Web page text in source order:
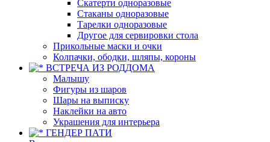
Скатерти одноразовые
Стаканы одноразовые
Тарелки одноразовые
Другое для сервировки стола
Прикольные маски и очки
Колпачки, ободки, шляпы, короны
ВСТРЕЧА ИЗ РОДДОМА
Малышу
Фигуры из шаров
Шары на выписку
Наклейки на авто
Украшения для интерьера
ГЕНДЕР ПАТИ